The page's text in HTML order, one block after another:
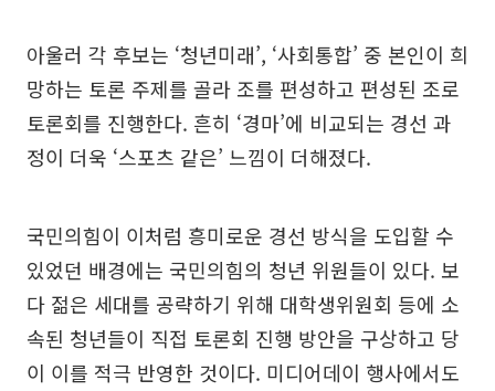
아울러 각 후보는 ‘청년미래’, ‘사회통합’ 중 본인이 희
망하는 토론 주제를 골라 조를 편성하고 편성된 조로
토론회를 진행한다. 흔히 ‘경마’에 비교되는 경선 과
정이 더욱 ‘스포츠 같은’ 느낌이 더해졌다.
국민의힘이 이처럼 흥미로운 경선 방식을 도입할 수
있었던 배경에는 국민의힘의 청년 위원들이 있다. 보
다 젊은 세대를 공략하기 위해 대학생위원회 등에 소
속된 청년들이 직접 토론회 진행 방안을 구상하고 당
이 이를 적극 반영한 것이다. 미디어데이 행사에서도